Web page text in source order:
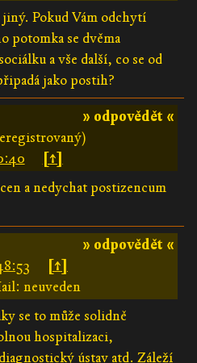
Pokud Vám odchytí
potomka se dvěma
a vše další, co se od
jako postih?
» odpovědět «
[↑]
a nedychat postizencum
» odpovědět «
[↑]
neuveden
se to může solidně
hospitalizaci,
ústav atd. Záleží